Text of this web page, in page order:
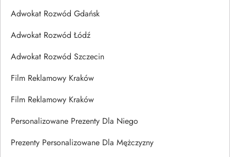
Adwokat Rozwód Gdańsk
Adwokat Rozwód Łódź
Adwokat Rozwód Szczecin
Film Reklamowy Kraków
Film Reklamowy Kraków
Personalizowane Prezenty Dla Niego
Prezenty Personalizowane Dla Mężczyzny